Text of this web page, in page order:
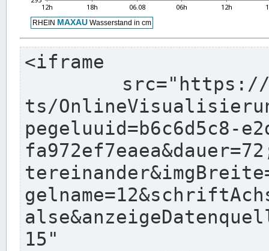
<iframe
ts/
pegeluuid=b6c6d5c8-
15"